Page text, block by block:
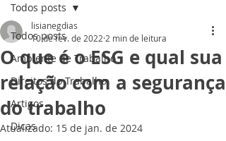
Todos posts
Ambiente de Trabalho
Direitos do Trabalho
Artigos
Dicas
Todos posts
O que é o ESG e qual sua
relação com a segurança
do trabalho
lisianegdias
10 de fev. de 2022 2 min de leitura
Atualizado: 15 de jan. de 2024